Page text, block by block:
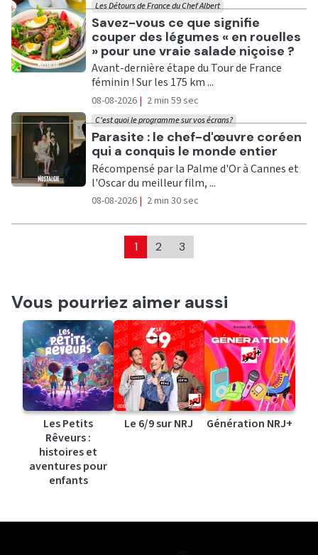
Ecouter
Savez-vous ce que signifie
couper des légumes « en rouelles
» pour une vraie salade niçoise ?
Les Détours de France du Chef Albert
Avant-dernière étape du Tour de France
féminin ! Sur les 175 km ...
08-08-2026 | 2 min 59 sec
Ecouter
Parasite : le chef-d'œuvre coréen
qui a conquis le monde entier
C'est quoi le programme sur vos écrans?
Récompensé par la Palme d'Or à Cannes et
l'Oscar du meilleur film, ...
08-08-2026 | 2 min 30 sec
1 2 3
Vous pourriez aimer aussi
Les Petits
Rêveurs :
histoires et
aventures pour
enfants
Le 6/9 sur NRJ Génération NRJ+